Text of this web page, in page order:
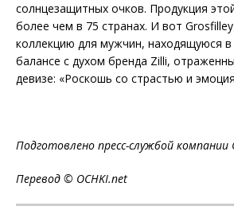
солнцезащитных очков. Продукция
более чем в 75 странах. И вот
коллекцию для мужчин, находящуюся
балансе с духом бренда Zilli,
девизе: «Роскошь со страстью и
Подготовлено пресс-службой компании
Перевод © OCHKI.net